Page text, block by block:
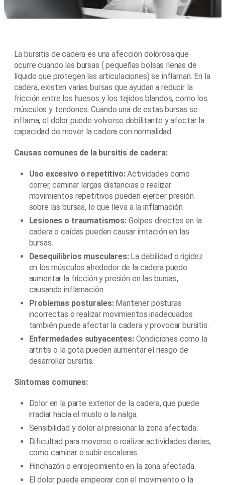
La bursitis de cadera es una afección dolorosa que
ocurre cuando las bursas ( pequeñas bolsas llenas de
líquido que protegen las articulaciones) se inflaman. En la
cadera, existen varias bursas que ayudan a reducir la
fricción entre los huesos y los tejidos blandos, como los
músculos y tendones. Cuando una de estas bursas se
inflama, el dolor puede volverse debilitante y afectar la
capacidad de mover la cadera con normalidad.
Causas comunes de la bursitis de cadera:
Uso excesivo o repetitivo:Actividades como
correr, caminar largas distancias o realizar
movimientos repetitivos pueden ejercer presión
sobre las bursas, lo que lleva a la inflamación.
Lesiones o traumatismos:Golpes directos en la
cadera o caídas pueden causar irritación en las
bursas.
Desequilibrios musculares:La debilidad o rigidez
en los músculos alrededor de la cadera puede
aumentar la fricción y presión en las bursas,
causando inflamación.
Problemas posturales:Mantener posturas
incorrectas o realizar movimientos inadecuados
también puede afectar la cadera y provocar bursitis.
Enfermedades subyacentes:Condiciones como la
artritis o la gota pueden aumentar el riesgo de
desarrollar bursitis.
Síntomas comunes:
Dolor en la parte exterior de la cadera, que puede
irradiar hacia el muslo o la nalga.
Sensibilidad y dolor al presionar la zona afectada.
Dificultad para moverse o realizar actividades diarias,
como caminar o subir escaleras.
Hinchazón o enrojecimiento en la zona afectada.
El dolor puede empeorar con el movimiento o la